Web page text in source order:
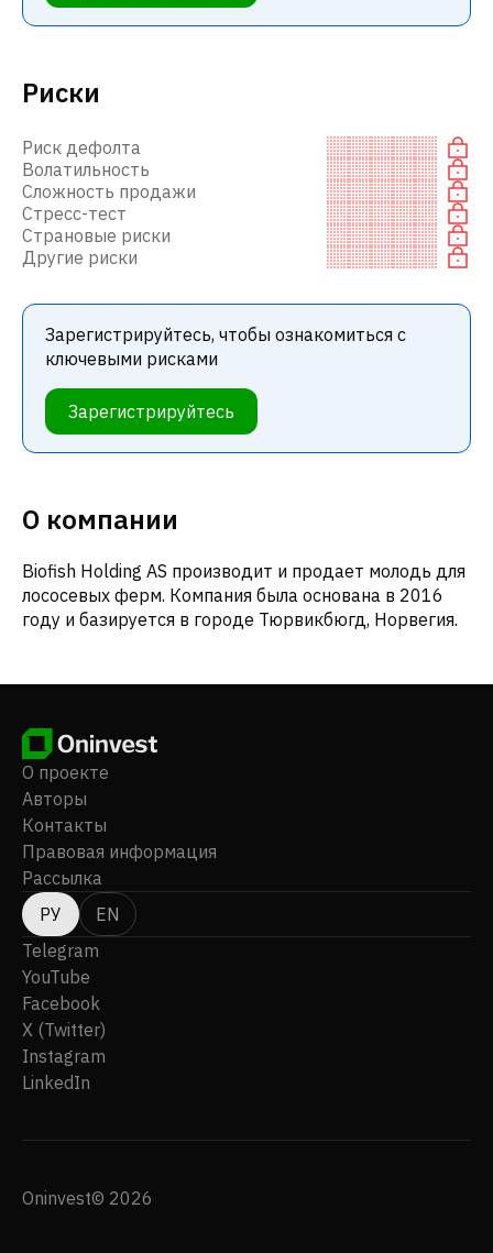
Риски
Риск дефолта
Волатильность
Сложность продажи
Стресс-тест
Страновые риски
Другие риски
Зарегистрируйтесь, чтобы ознакомиться с
ключевыми рисками
Зарегистрируйтесь
О компании
Biofish Holding AS производит и продает молодь для
лососевых ферм. Компания была основана в 2016
году и базируется в городе Тюрвикбюгд, Норвегия.
О проекте
Авторы
Контакты
Правовая информация
Рассылка
РУ
EN
Telegram
YouTube
Facebook
X (Twitter)
Instagram
LinkedIn
Oninvest© 2026